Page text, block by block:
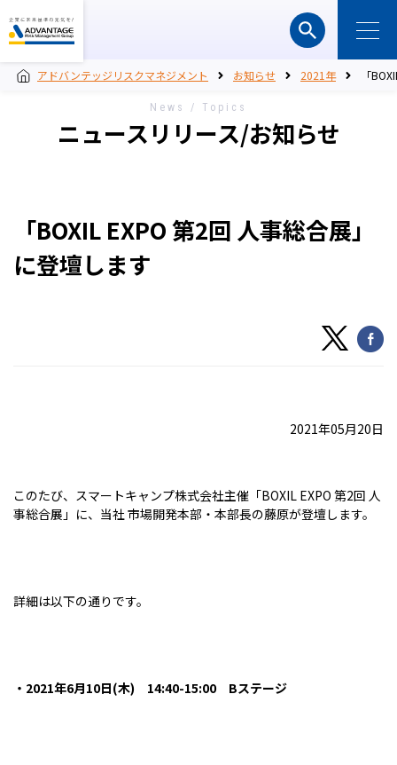
アドバンテッジリスクマネジメント お知らせ 2021年 「
News / Topics
ニュースリリース/お知らせ
「BOXIL EXPO 第2回 人事総合展」
に登壇します
2021年05月20日
このたび、スマートキャンプ株式会社主催「BOXIL EXPO 第2回 人
事総合展」に、当社 市場開発本部・本部長の藤原が登壇します。
詳細は以下の通りです。
・2021年6月10日(木) 14:40-15:00 Bステージ